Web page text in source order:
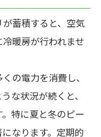
蓄積すると、空気
暖房が行われませ
の電力を消費し、
な状況が続くと、
特に夏と冬のピー
なります。定期的